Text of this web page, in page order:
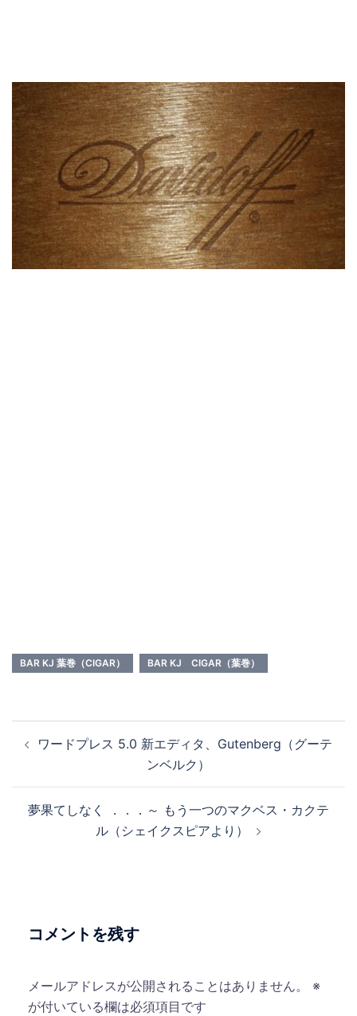
BAR KJ 葉巻（CIGAR） BAR KJ CIGAR（葉巻）
稿
ゲ
ワードプレス 5.0 新エディタ、Gutenberg（グーテ
ンベルク）
夢果てしなく ．．．～ もう一つのマクベス・カクテ
ル（シェイクスピアより）
コメントを残す
メールアドレスが公開されることはありません。
※
が付いている欄は必須項目です